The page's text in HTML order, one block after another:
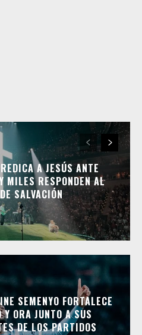
A JESÚS ANTE
RESPONDEN AL
SALVACIÓN
SEMENYO FORTALECE
ORA JUNTO A SUS
DE LOS PARTIDOS